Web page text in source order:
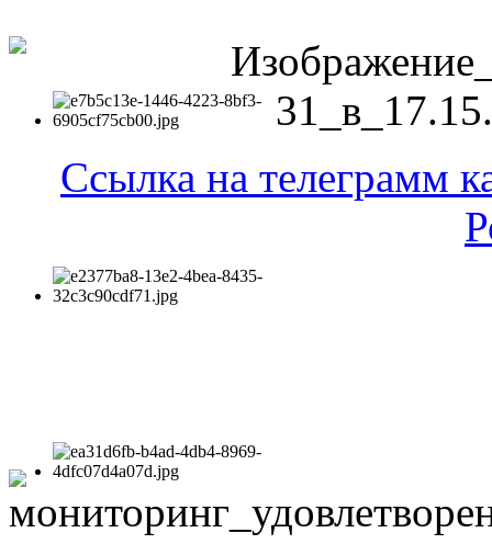
Ссылка на телеграмм